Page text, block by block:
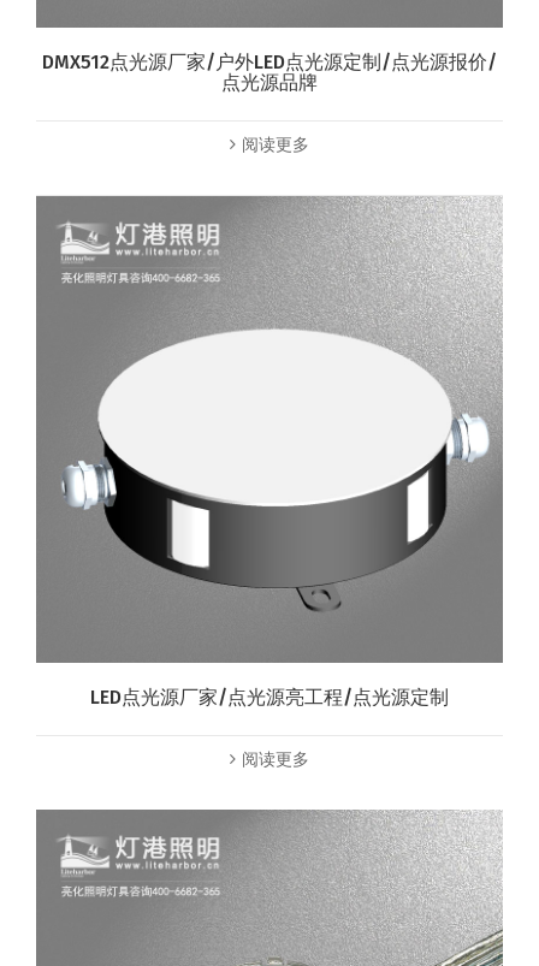
DMX512点光源厂家/户外LED点光源定制/点光源报价/
点光源品牌
阅读更多
LED点光源厂家/点光源亮工程/点光源定制
阅读更多